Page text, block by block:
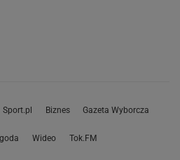
Sport.pl Biznes Gazeta Wyborcza
Wideo Tok.FM